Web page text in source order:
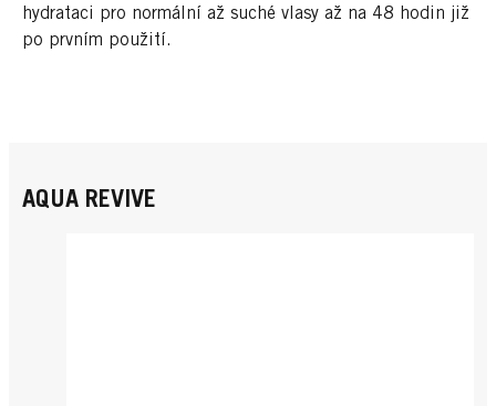
hydrataci pro normální až suché vlasy až na 48 hodin již
po prvním použití.
AQUA REVIVE